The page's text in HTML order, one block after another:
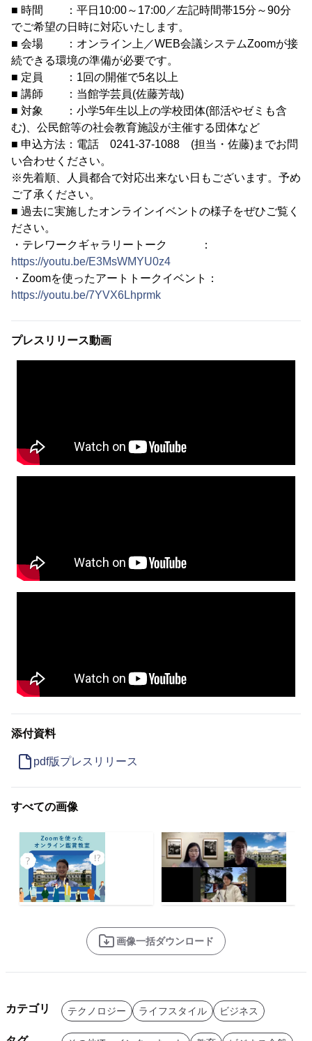
■ 時間 ：平日10:00～17:00／左記時間帯15分～90分
でご希望の日時に対応いたします。
■ 会場 ：オンライン上／WEB会議システムZoomが接
続できる環境の準備が必要です。
■ 定員 ：1回の開催で5名以上
■ 講師 ：当館学芸員(佐藤芳哉)
■ 対象 ：小学5年生以上の学校団体(部活やゼミも含
む)、公民館等の社会教育施設が主催する団体など
■ 申込方法：電話 0241-37-1088 (担当・佐藤)までお問
い合わせください。
※先着順、人員都合で対応出来ない日もございます。予め
ご了承ください。
■ 過去に実施したオンラインイベントの様子をぜひご覧く
ださい。
・テレワークギャラリートーク ：
https://youtu.be/E3MsWMYU0z4
・Zoomを使ったアートトークイベント：
https://youtu.be/7YVX6Lhprmk
プレスリリース動画
添付資料
pdf版プレスリリース
すべての画像
画像一括ダウンロード
カテゴリ テクノロジー ライフスタイル ビジネス